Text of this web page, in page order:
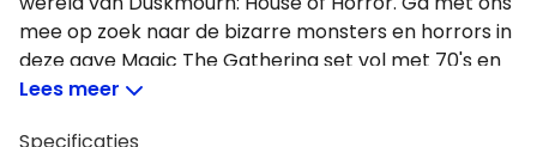
mee op zoek naar de bizarre monsters en horrors in
deze gave Magic The Gathering set vol met 70's en
80's creepy slasher geïnspireerde kaarten. Bundel je
Lees meer